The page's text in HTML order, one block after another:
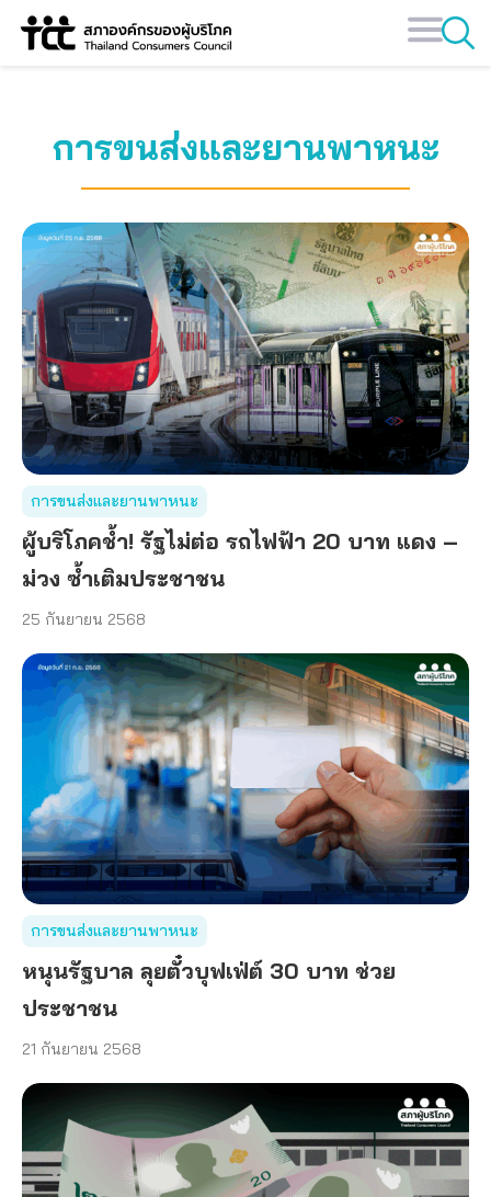
Skip
การขนส่งและยานพาหนะ
การขนส่งและยานพาหนะ
ผู้บริโภคช้ำ! รัฐไม่ต่อ รถไฟฟ้า 20 บาท แดง –
ม่วง ซ้ำเติมประชาชน
25 กันยายน 2568
การขนส่งและยานพาหนะ
หนุนรัฐบาล ลุยตั๋วบุฟเฟ่ต์ 30 บาท ช่วย
ประชาชน
21 กันยายน 2568